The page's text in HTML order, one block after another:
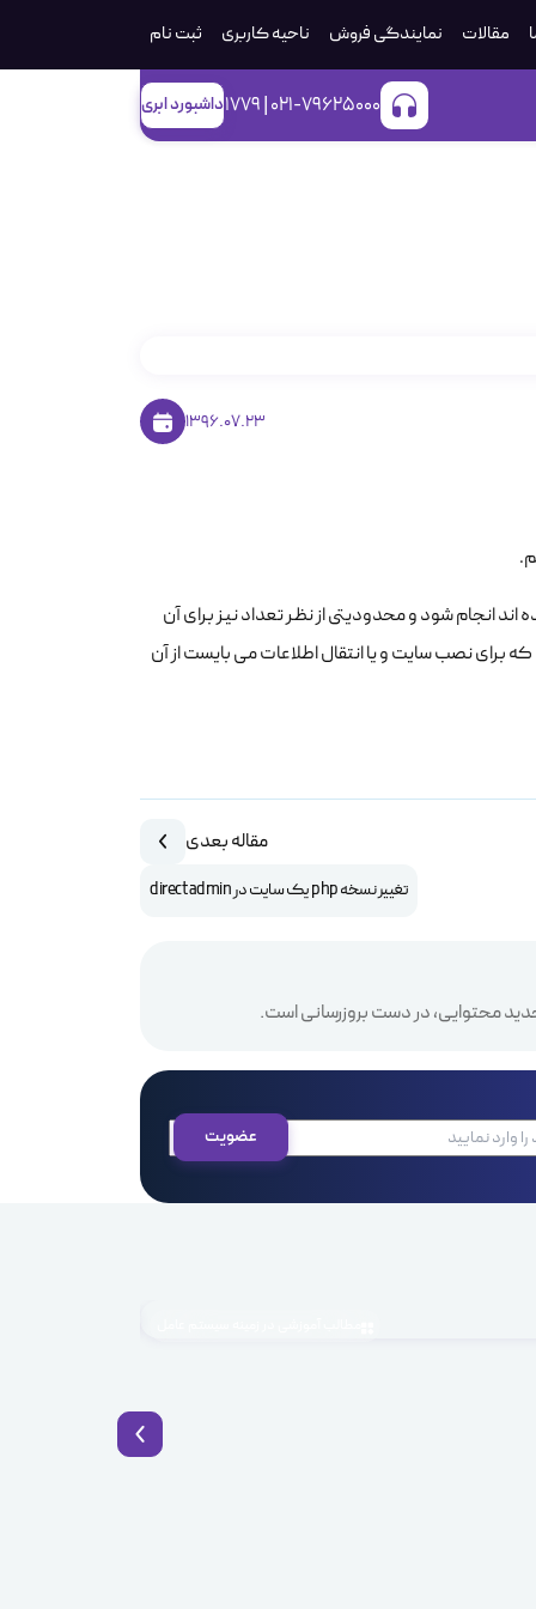
مقالات نمایندگی فروش ناحیه کاربری ثبت‌ نام
021-79625000 | 1779 داشبورد ابری
1396.07.23
انجام شود و محدودیتی از نظر تعداد نیز برای آن
نصب سایت و یا انتقال اطلاعات می بایست از آن
مقاله بعدی
تغییر نسخه php یک سایت در direct admin
محتوایی، در دست بروزرسانی است.
BaaS چیست؟ راهکار نوین توسعه سریع اپلیکیشن با Backend as a Service